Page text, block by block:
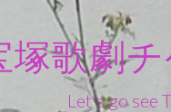
塚歌劇
Let's go see